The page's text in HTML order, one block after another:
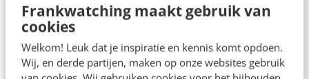
Frankwatching maakt gebruik van
cookies
Welkom! Leuk dat je inspiratie en kennis komt opdoen.
Wij, en derde partijen, maken op onze websites gebruik
waar ze mee kunnen praten. Voor sommigen
ook het enige lichtpuntje in hun dag. En in
plaats van het af te schuiven, gaat Ria met ze in